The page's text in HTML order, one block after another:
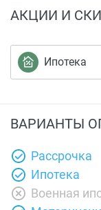
АКЦИИ И
Ипотека
ВАРИАНТЫ
Рассрочка
Ипотека
Военная